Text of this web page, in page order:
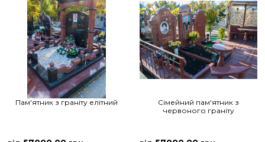
Пам'ятник з граніту елітний
Сімейний пам'ятник з
червоного граніту